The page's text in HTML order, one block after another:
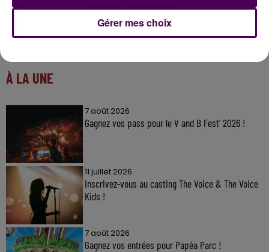
À LA UNE
7 août 2026
Gagnez vos pass pour le V and B Fest' 2026 !
11 juillet 2026
Inscrivez-vous au casting The Voice & The Voice
Kids !
7 août 2026
Gagnez vos entrées pour Papéa Parc !
Gérer mes choix